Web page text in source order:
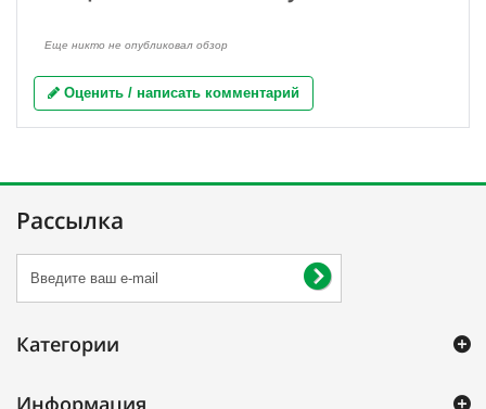
Еще никто не опубликовал обзор
Оценить / написать комментарий
Рассылка
Категории
Информация